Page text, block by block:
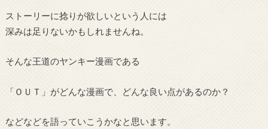
ストーリーに捻りが欲しいという人には
深みは足りないかもしれませんね。
そんな王道のヤンキー漫画である
「ＯＵＴ」がどんな漫画で、どんな良い点があるのか？
などなどを語っていこうかなと思います。